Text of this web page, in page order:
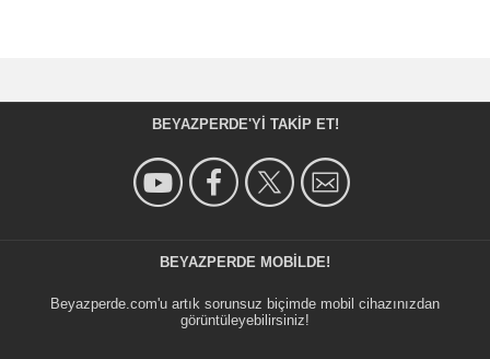
BEYAZPERDE'YI TAKIP ET!
BEYAZPERDE MOBILDE!
Beyazperde.com'u artık sorunsuz biçimde mobil cihazınızdan
görüntüleyebilirsiniz!